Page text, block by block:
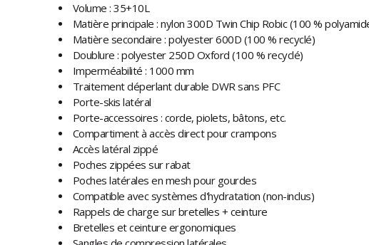
Volume : 35+10L
Matière principale : nylon 300D Twin Chip Robic (100 %
Matière secondaire : polyester 600D (100 % recyclé)
Doublure : polyester 250D Oxford (100 % recyclé)
Imperméabilité : 1000 mm
Traitement déperlant durable DWR sans PFC
Porte-skis latéral
Porte-accessoires : corde, piolets, bâtons, etc.
Compartiment à accès direct pour crampons
Accès latéral zippé
Poches zippées sur rabat
Poches latérales en mesh pour gourdes
Compatible avec systèmes d'hydratation (non-inclus)
Rappels de charge sur bretelles + ceinture
Bretelles et ceinture ergonomiques